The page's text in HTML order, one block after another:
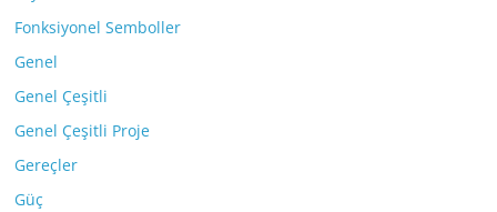
Fonksiyonel Semboller
Genel
Genel Çeşitli
Genel Çeşitli Proje
Gereçler
Güç